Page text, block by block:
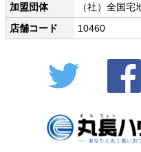
加盟団体
（社）全国
店舗コード
10460
Twitter